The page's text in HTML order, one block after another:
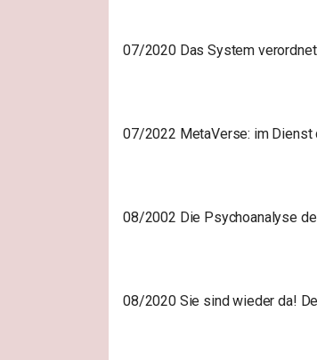
07/2020 Das System
07/2022 MetaVerse: im Dienst
08/2002 Die Psychoanalyse
08/2020 Sie sind wieder da!